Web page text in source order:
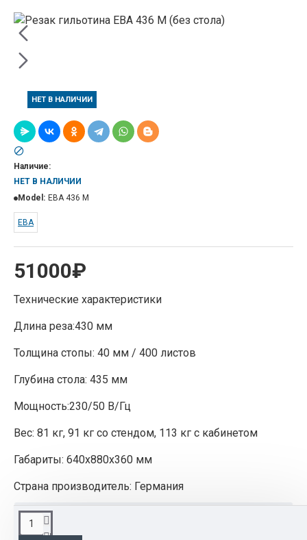
НЕТ В НАЛИЧИИ
51000₽
Наличие:
НЕТ В НАЛИЧИИ
Model: EBA 436 M
ЕВА
Технические характеристики
Длина реза:430 мм
Толщина стопы: 40 мм / 400 листов
Глубина стола: 435 мм
Мощность:230/50 В/Гц
Вес: 81 кг, 91 кг со стендом, 113 кг с кабинетом
Габариты: 640х880х360 мм
Страна производитель: Германия
ОПИСАНИЕ